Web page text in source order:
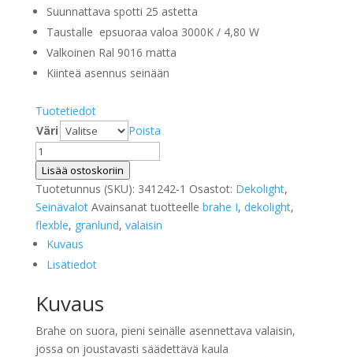
Suunnattava spotti 25 astetta
Taustalle epsuoraa valoa 3000K / 4,80 W
Valkoinen Ral 9016 matta
Kiinteä asennus seinään
Tuotetiedot
Väri
Poista
Hotellivalaisin
Brahe
I
määrä
Lisää ostoskoriin
Tuotetunnus (SKU): 341242-1 Osastot: Dekolight,
Seinävalot Avainsanat tuotteelle brahe I, dekolight,
flexble, granlund, valaisin
Kuvaus
Lisätiedot
Kuvaus
Brahe on suora, pieni seinälle asennettava valaisin,
jossa on joustavasti säädettävä kaula